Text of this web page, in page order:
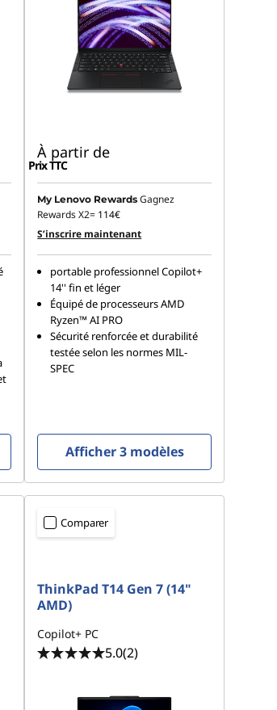
À partir de
Prix TTC
My Lenovo Rewards Gagnez
Rewards X2= 114€
S’inscrire maintenant
portable professionnel Copilot+
14'' fin et léger
Équipé de processeurs AMD
Ryzen™ AI PRO
Sécurité renforcée et durabilité
testée selon les normes MIL-
SPEC
Afficher 3 modèles
Comparer
ThinkPad T14 Gen 7 (14"
AMD)
Copilot+ PC
5.0(2)